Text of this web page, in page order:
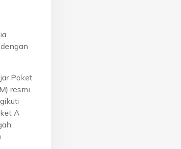
Paket
resmi
A